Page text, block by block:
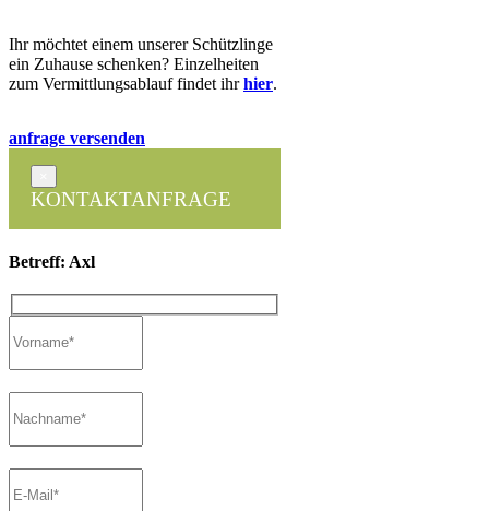
Ihr möchtet einem unserer Schützlinge
ein Zuhause schenken? Einzelheiten
zum Vermittlungsablauf findet ihrhier.
anfrage versenden
KONTAKTANFRAGE
Betreff: Axl